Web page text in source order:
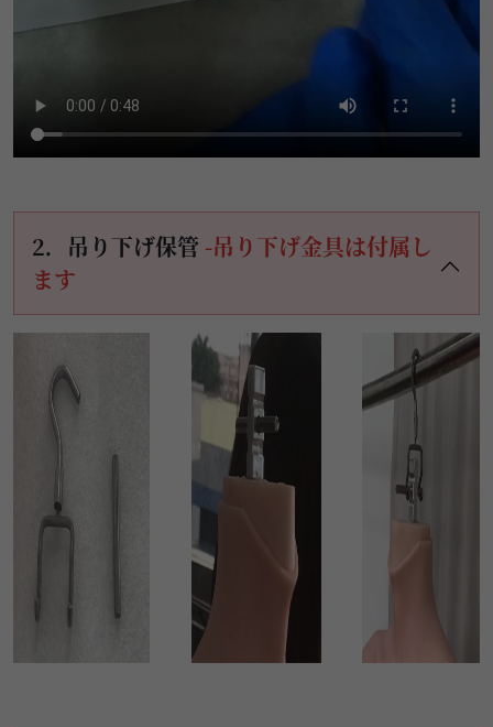
2．吊り下げ保管 -吊り下げ金具は付属し
ます